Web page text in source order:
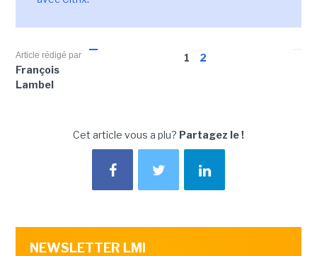
1 2
Article rédigé par
François
Lambel
Cet article vous a plu? Partagez le !
NEWSLETTER LMI